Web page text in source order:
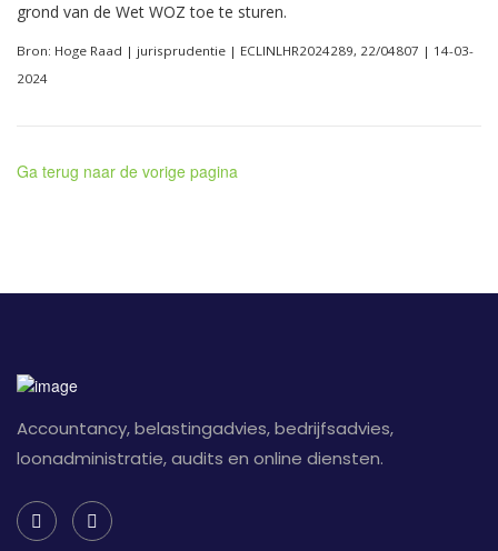
grond van de Wet WOZ toe te sturen.
Bron: Hoge Raad | jurisprudentie | ECLINLHR2024289, 22/04807 | 14-03-
2024
Ga terug naar de vorige pagina
Accountancy, belastingadvies, bedrijfsadvies,
loonadministratie, audits en online diensten.